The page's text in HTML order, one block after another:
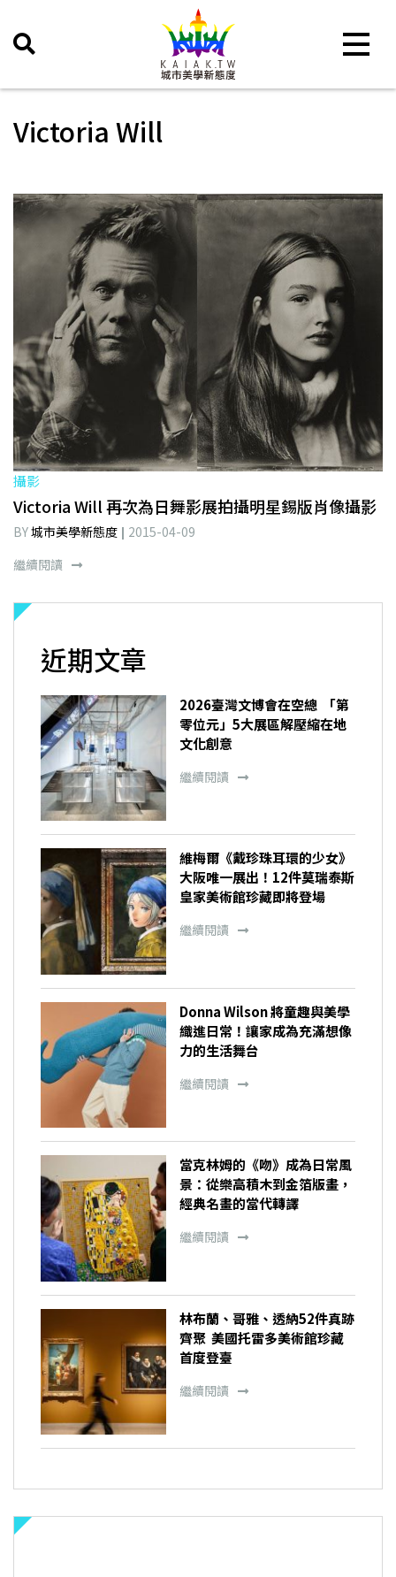
Toggle
Victoria Will
攝影
Victoria Will 再次為日舞影展拍攝明星錫版肖像攝影
BY城市美學新態度
2015-04-09
繼續閱讀
近期文章
2026臺灣文博會在空總 「第
零位元」5大展區解壓縮在地
文化創意
繼續閱讀
維梅爾《戴珍珠耳環的少女》
大阪唯一展出！12件莫瑞泰斯
皇家美術館珍藏即將登場
繼續閱讀
Donna Wilson 將童趣與美學
織進日常！讓家成為充滿想像
力的生活舞台
繼續閱讀
當克林姆的《吻》成為日常風
景：從樂高積木到金箔版畫，
經典名畫的當代轉譯
繼續閱讀
林布蘭、哥雅、透納52件真跡
齊聚 美國托雷多美術館珍藏
首度登臺
繼續閱讀